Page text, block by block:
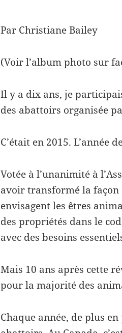
Par Christiane Bailey
(Voir l’album photo sur
Il y a dix ans, je
des abattoirs organisée
C’était en 2015. L’année
Votée à l’unanimité à
avoir transformé la façon
envisagent les êtres
des propriétés dans le
avec des besoins
Mais 10 ans après cette
pour la majorité des
Chaque année, de plus